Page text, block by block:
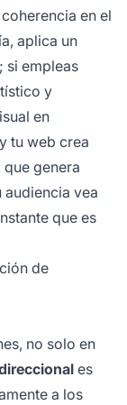
en el
aplica un
si empleas
y
en
tu web crea
genera
vea
que es
de
no solo en
es
a los